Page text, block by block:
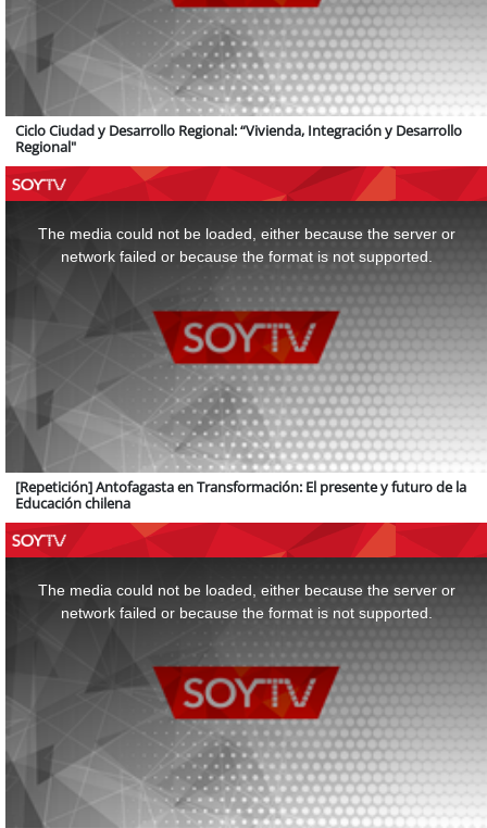
Ciclo Ciudad y Desarrollo Regional: “Vivienda, Integración y Desarrollo
Regional"
The media could not be loaded, either because the server or
network failed or because the format is not supported.
[Repetición] Antofagasta en Transformación: El presente y futuro de la
Educación chilena
The media could not be loaded, either because the server or
network failed or because the format is not supported.